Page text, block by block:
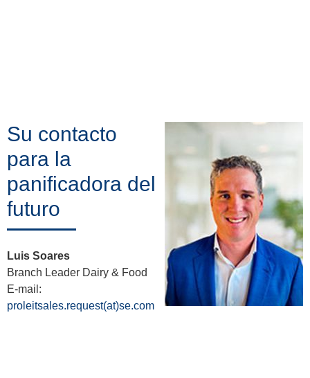
Su contacto
para la
panificadora del
futuro
Luis Soares
Branch Leader Dairy & Food
E-mail:
proleitsales.request(at)se.com